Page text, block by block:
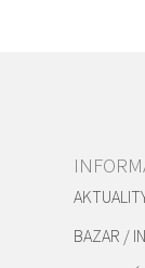
BAZAR /